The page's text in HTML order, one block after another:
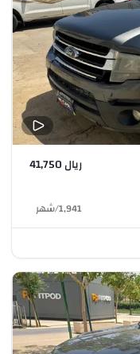
ريال 41,750
1,941
/شهر